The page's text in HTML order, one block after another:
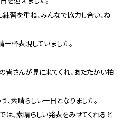
習を重ね、みんなで協力し合い、ね
杯表現していました。
皆さんが見に来てくれ、あたたかい拍
素晴らしい一日となりました。
は、素晴らしい発表をみせてくれると